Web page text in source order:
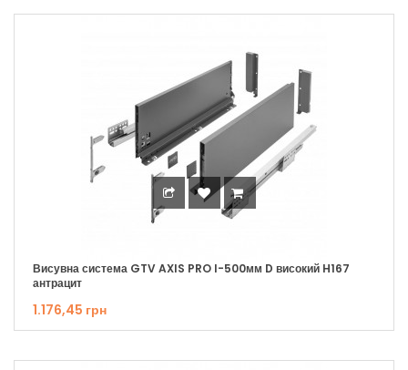
Висувна система GTV AXIS PRO I-500мм D високий H167
антрацит
1.176,45 грн